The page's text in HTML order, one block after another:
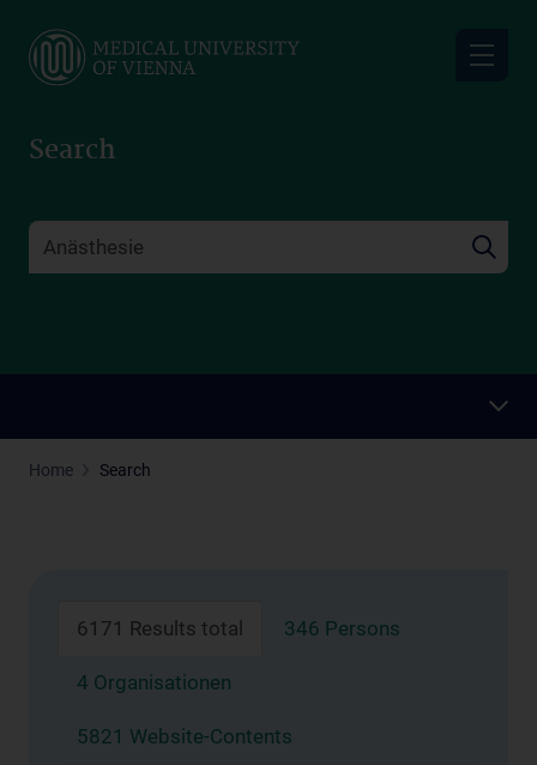
main
Search
Home Search
6171 Results total 346 Persons
4 Organisationen
5821 Website-Contents